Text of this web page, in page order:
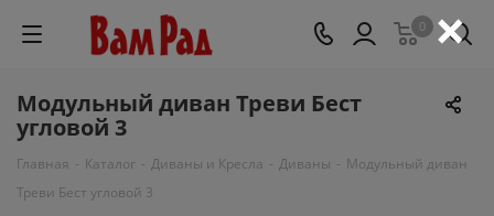
0
Модульный диван Треви Бест
угловой 3
Главная - Каталог - Диваны и Кресла - Диваны - Модульный диван
Треви Бест угловой 3
×